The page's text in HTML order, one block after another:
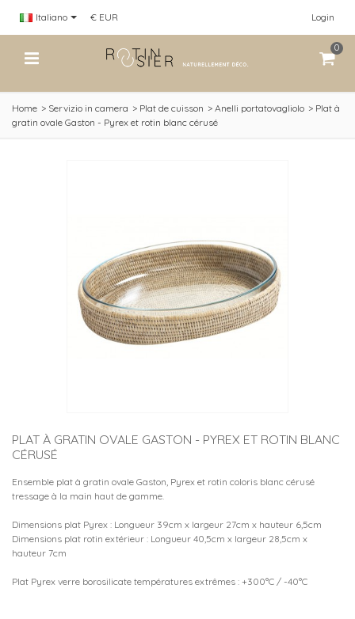
Italiano Login
€ EUR
0
Home > Servizio in camera > Plat de cuisson > Anelli portatovagliolo > Plat à
gratin ovale Gaston - Pyrex et rotin blanc cérusé
PLAT À GRATIN OVALE GASTON - PYREX ET ROTIN BLANC
CÉRUSÉ
Ensemble plat à gratin ovale Gaston, Pyrex et rotin coloris blanc cérusé
tressage à la main haut de gamme.
Dimensions plat Pyrex : Longueur 39cm x largeur 27cm x hauteur 6,5cm
Dimensions plat rotin extérieur : Longueur 40,5cm x largeur 28,5cm x
hauteur 7cm
Plat Pyrex verre borosilicate températures extrêmes : +300°C / -40°C